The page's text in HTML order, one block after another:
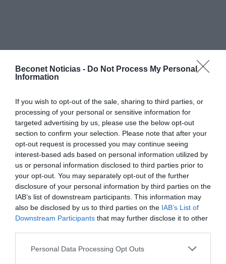
Beconet Noticias - Do Not Process My Personal
Information
If you wish to opt-out of the sale, sharing to third parties, or
processing of your personal or sensitive information for
targeted advertising by us, please use the below opt-out
section to confirm your selection. Please note that after your
opt-out request is processed you may continue seeing
interest-based ads based on personal information utilized by
us or personal information disclosed to third parties prior to
your opt-out. You may separately opt-out of the further
disclosure of your personal information by third parties on the
IAB’s list of downstream participants. This information may
also be disclosed by us to third parties on the IAB’s List of
Downstream Participants that may further disclose it to other
Personal Data Processing Opt Outs